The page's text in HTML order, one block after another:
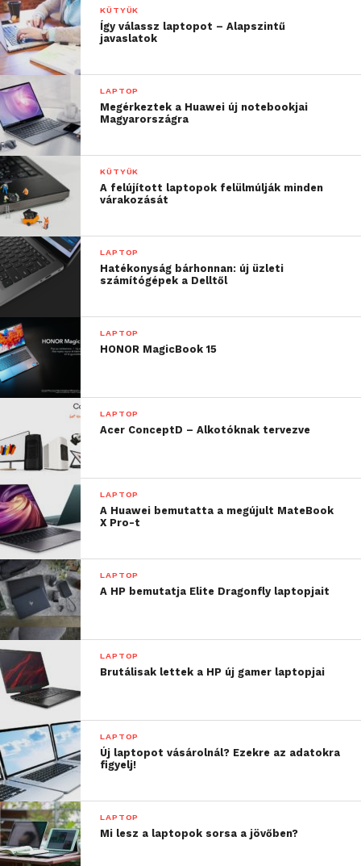
KÜTYÜK
Így válassz laptopot – Alapszintű
javaslatok
LAPTOP
Megérkeztek a Huawei új notebookjai
Magyarországra
KÜTYÜK
A felújított laptopok felülmúlják minden
várakozását
LAPTOP
Hatékonyság bárhonnan: új üzleti
számítógépek a Delltől
LAPTOP
HONOR MagicBook 15
LAPTOP
Acer ConceptD – Alkotóknak tervezve
LAPTOP
A Huawei bemutatta a megújult MateBook
X Pro-t
LAPTOP
A HP bemutatja Elite Dragonfly laptopjait
LAPTOP
Brutálisak lettek a HP új gamer laptopjai
LAPTOP
Új laptopot vásárolnál? Ezekre az adatokra
figyelj!
LAPTOP
Mi lesz a laptopok sorsa a jövőben?